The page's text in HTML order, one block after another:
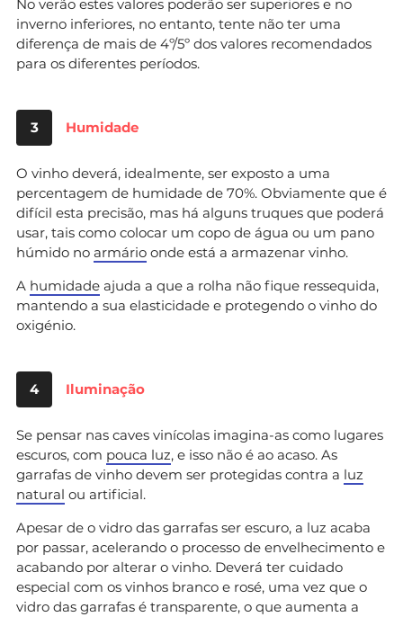
No verão estes valores poderão ser superiores e no
inverno inferiores, no entanto, tente não ter uma
diferença de mais de 4º/5º dos valores recomendados
para os diferentes períodos.
3 Humidade
O vinho deverá, idealmente, ser exposto a uma
percentagem de humidade de 70%. Obviamente que é
difícil esta precisão, mas há alguns truques que poderá
usar, tais como colocar um copo de água ou um pano
húmido no armário onde está a armazenar vinho.
A humidade ajuda a que a rolha não fique ressequida,
mantendo a sua elasticidade e protegendo o vinho do
oxigénio.
4 Iluminação
Se pensar nas caves vinícolas imagina-as como lugares
escuros, com pouca luz, e isso não é ao acaso. As
garrafas de vinho devem ser protegidas contra a luz
natural ou artificial.
Apesar de o vidro das garrafas ser escuro, a luz acaba
por passar, acelerando o processo de envelhecimento e
acabando por alterar o vinho. Deverá ter cuidado
especial com os vinhos branco e rosé, uma vez que o
vidro das garrafas é transparente, o que aumenta a